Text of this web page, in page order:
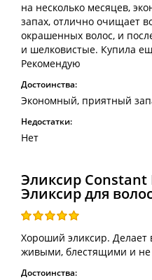
на несколько месяцев,
запах, отлично очищает
окрашенных волос, и
и шелковистые. Купила
Рекомендую
Достоинства:
Экономный, приятный
Недостатки:
Нет
Эликсир Constant
Эликсир для
Хороший эликсир.
живыми, блестящими и не
Достоинства: